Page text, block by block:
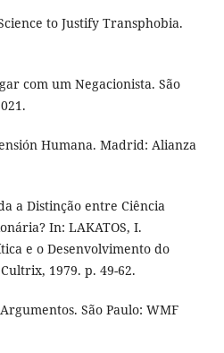
to Justify Transphobia.
com um Negacionista. São
Humana. Madrid: Alianza
a Distinção entre Ciência
In: LAKATOS, I.
e o Desenvolvimento do
1979. p. 49-62.
São Paulo: WMF